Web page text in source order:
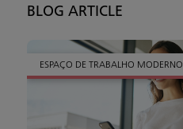
BLOG ARTICLE
ESPAÇO DE TRABALHO MODERNO